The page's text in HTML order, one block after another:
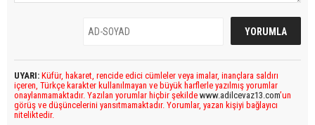
UYARI: Küfür, hakaret, rencide edici cümleler veya imalar, inançlara saldırı
içeren, Türkçe karakter kullanılmayan ve büyük harflerle yazılmış yorumlar
onaylanmamaktadır. Yazılan yorumlar hiçbir şekilde www.adilcevaz13.com’un
görüş ve düşüncelerini yansıtmamaktadır. Yorumlar, yazan kişiyi bağlayıcı
niteliktedir.